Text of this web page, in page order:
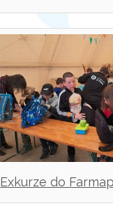
Exkurze do